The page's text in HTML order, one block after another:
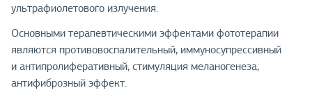
ультрафиолетового излучения.
Основными терапевтическими эффектами фототерапии
являются противовоспалительный, иммуносупрессивный
и антипролиферативный, стимуляция меланогенеза,
антифиброзный эффект.